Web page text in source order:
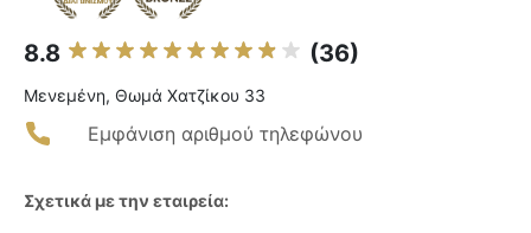
8.8 (36)
Μενεμένη, Θωμά Χατζίκου 33
Εμφάνιση αριθμού τηλεφώνου
Σχετικά με την εταιρεία: